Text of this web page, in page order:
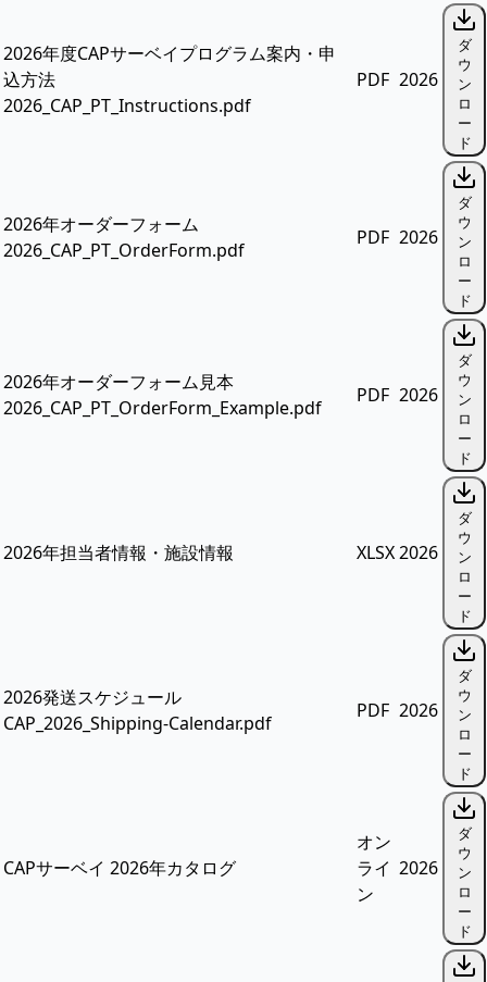
2026年度CAPサーベイプログラム案内・申
込方法
2026_CAP_PT_Instructions.pdf
PDF 2026
ダ
ウ
ン
ロ
ー
ド
2026年オーダーフォーム
2026_CAP_PT_OrderForm.pdf
PDF 2026
ダ
ウ
ン
ロ
ー
ド
2026年オーダーフォーム見本
2026_CAP_PT_OrderForm_Example.pdf
PDF 2026
ダ
ウ
ン
ロ
ー
ド
2026年担当者情報・施設情報 XLSX2026
ダ
ウ
ン
ロ
ー
ド
2026発送スケジュール
CAP_2026_Shipping-Calendar.pdf
PDF 2026
ダ
ウ
ン
ロ
ー
ド
CAPサーベイ 2026年カタログ
オン
ライ
ン
2026
ダ
ウ
ン
ロ
ー
ド